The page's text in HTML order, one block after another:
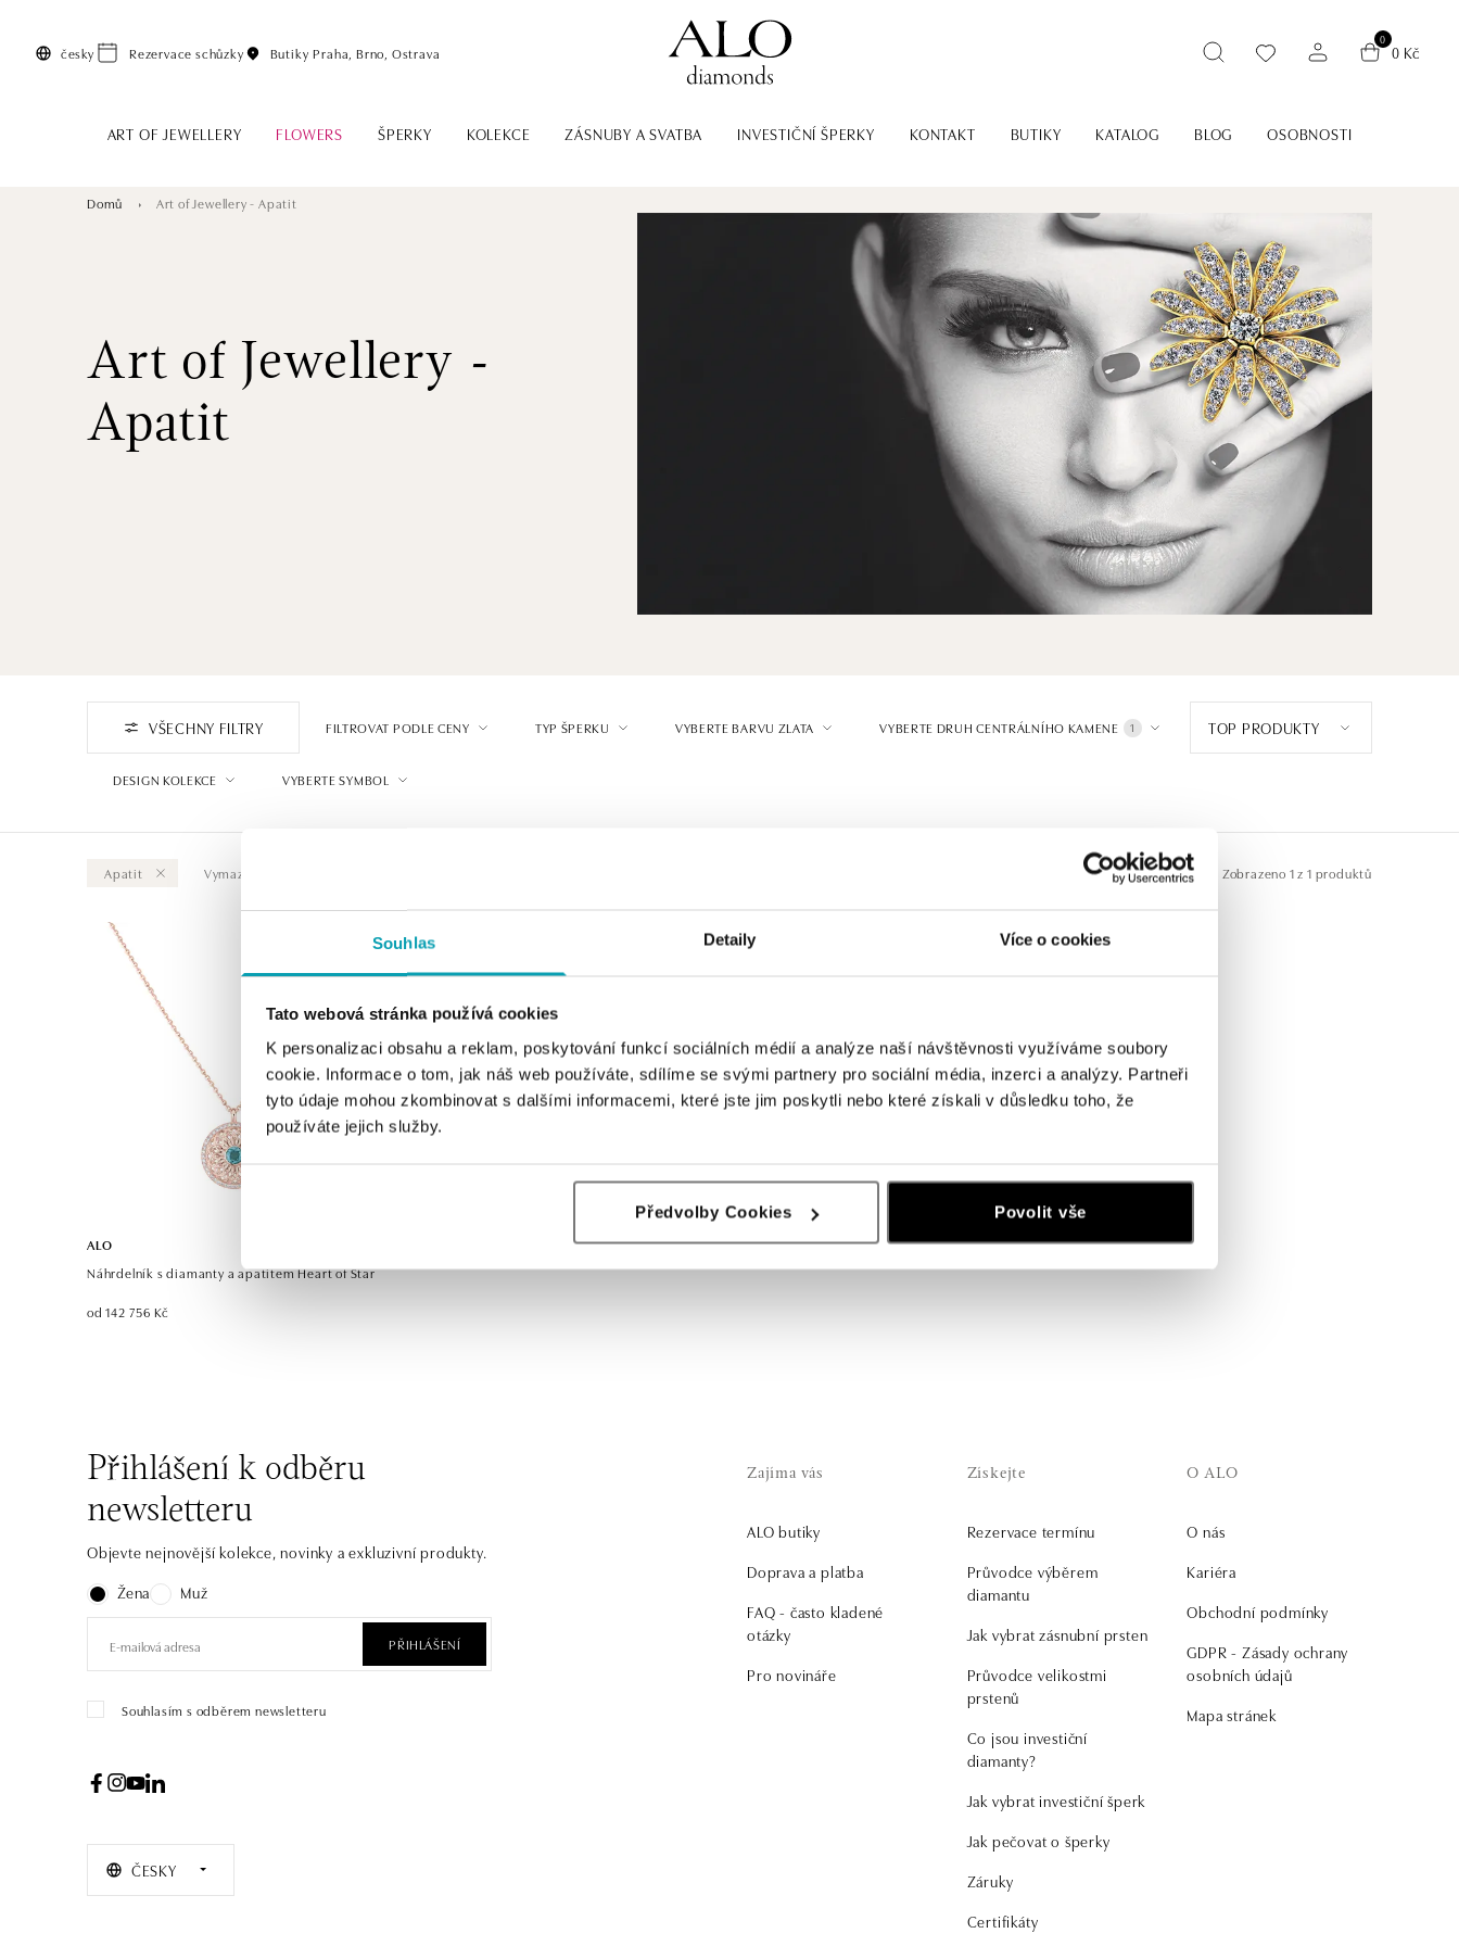
Souhlas Detaily Více o cookies
Tato webová stránka používá cookies
K personalizaci obsahu a reklam, poskytování funkcí sociálních médií a analýze naší návštěvnosti využíváme soubory
cookie. Informace o tom, jak náš web používáte, sdílíme se svými partnery pro sociální média, inzerci a analýzy. Partneři
tyto údaje mohou zkombinovat s dalšími informacemi, které jste jim poskytli nebo které získali v důsledku toho, že
používáte jejich služby.
Předvolby Cookies Povolit vše
česky Rezervace schůzky Butiky Praha, Brno, Ostrava
0
0 Kč
ART OF JEWELLERY FLOWERS ŠPERKY KOLEKCE ZÁSNUBY A SVATBA INVESTIČNÍ ŠPERKY KONTAKT BUTIKY KATALOG BLOG OSOBNOSTI
Domů Art of Jewellery - Apatit
Art of Jewellery -
Apatit
VŠECHNY FILTRY FILTROVAT PODLE CENY TYP ŠPERKU VYBERTE BARVU ZLATA VYBERTE DRUH CENTRÁLNÍHO KAMENE 1
DESIGN KOLEKCE VYBERTE SYMBOL
TOP PRODUKTY
Apatit Vymazat vše Zobrazeno 1 z 1 produktů
ALO
Náhrdelník s diamanty a apatitem Heart of Star
od 142 756 Kč
Přihlášení k odběru
newsletteru
Objevte nejnovější kolekce, novinky a exkluzivní produkty.
Žena
Muž
PŘIHLÁŠENÍ
Souhlasím s odběrem newsletteru
ČESKY
Zajíma vás
ALO butiky
Doprava a platba
FAQ - často kladené
otázky
Pro novináře
Získejte
Rezervace termínu
Průvodce výběrem
diamantu
Jak vybrat zásnubní prsten
Průvodce velikostmi
prstenů
Co jsou investiční
diamanty?
Jak vybrat investiční šperk
Jak pečovat o šperky
Záruky
Certifikáty
O ALO
O nás
Kariéra
Obchodní podmínky
GDPR - Zásady ochrany
osobních údajů
Mapa stránek